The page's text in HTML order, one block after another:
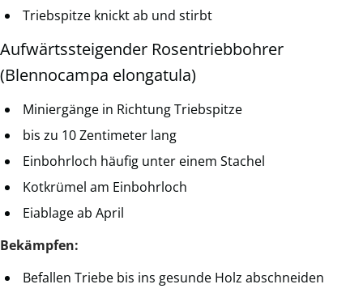
Triebspitze knickt ab und stirbt
Aufwärtssteigender Rosentriebbohrer
(Blennocampa elongatula)
Miniergänge in Richtung Triebspitze
bis zu 10 Zentimeter lang
Einbohrloch häufig unter einem Stachel
Kotkrümel am Einbohrloch
Eiablage ab April
Bekämpfen:
Befallen Triebe bis ins gesunde Holz abschneiden